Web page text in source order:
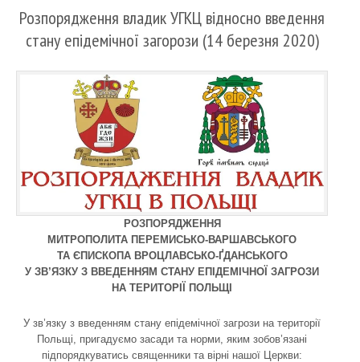
Розпорядження владик УГКЦ відносно введення
стану епідемічної загорози (14 березня 2020)
РОЗПОРЯДЖЕННЯ
МИТРОПОЛИТА ПЕРЕМИСЬКО-ВАРШАВСЬКОГО
ТА ЄПИСКОПА ВРОЦЛАВСЬКО-ҐДАНСЬКОГО
У ЗВ’ЯЗКУ З ВВЕДЕННЯМ СТАНУ ЕПІДЕМІЧНОЇ ЗАГРОЗИ
НА ТЕРИТОРІЇ ПОЛЬЩІ
У зв’язку з введенням стану епідемічної загрози на території
Польщі, пригадуємо засади та норми, яким зобов’язані
підпорядкуватись священники та вірні нашої Церкви: